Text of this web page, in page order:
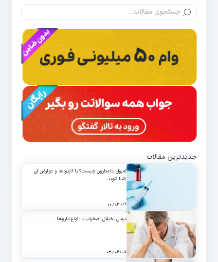
جدیدترین مقالات
آمپول بتامتازون چیست؟ با کاربردها و عوارض آن
آشنا شوید
۱۹ / ۰۳ / ۰۰
درمان اختلال اضطراب با انواع داروها
۰۷ / ۰۶ / ۰۳